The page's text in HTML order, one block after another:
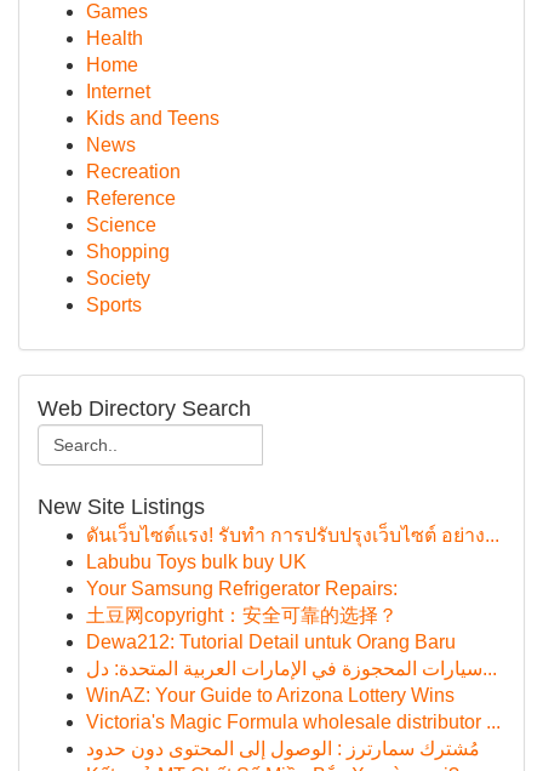
Games
Health
Home
Internet
Kids and Teens
News
Recreation
Reference
Science
Shopping
Society
Sports
Web Directory Search
New Site Listings
ดันเว็บไซต์แรง! รับทำ การปรับปรุงเว็บไซต์ อย่าง...
Labubu Toys bulk buy UK
Your Samsung Refrigerator Repairs:
土豆网copyright：安全可靠的选择？
Dewa212: Tutorial Detail untuk Orang Baru
سيارات المحجوزة في الإمارات العربية المتحدة: دل...
WinAZ: Your Guide to Arizona Lottery Wins
Victoria's Magic Formula wholesale distributor ...
مُشترك سمارترز : الوصول إلى المحتوى دون حدود